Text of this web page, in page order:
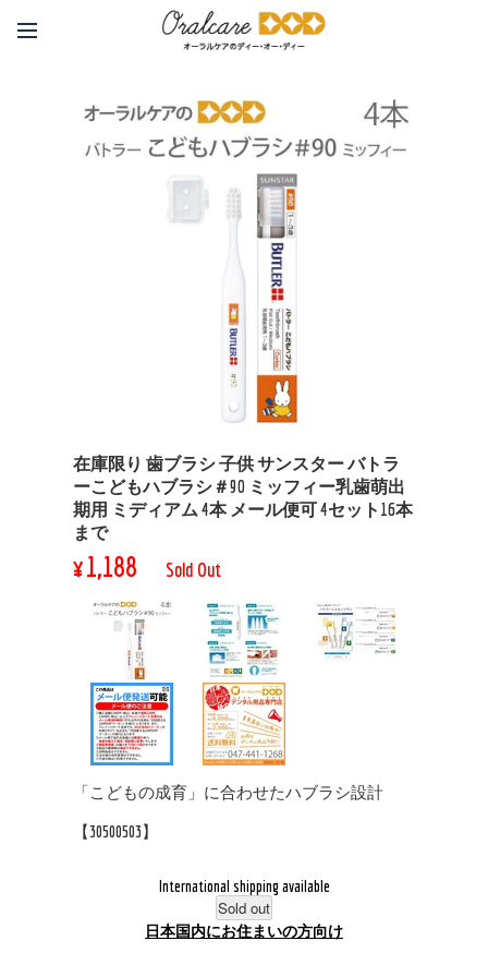
在庫限り 歯ブラシ 子供 サンスター バトラ
ーこどもハブラシ＃90 ミッフィー乳歯萌出
期用 ミディアム 4本 メール便可 4セット16本
まで
¥1,188 Sold Out
「こどもの成育」に合わせたハブラシ設計
【30500503】
International shipping available
Sold out
日本国内にお住まいの方向け